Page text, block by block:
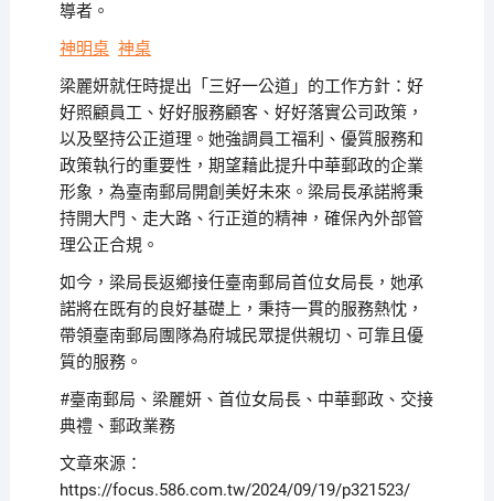
導者。
神明桌 神桌
梁麗妍就任時提出「三好一公道」的工作方針：好
好照顧員工、好好服務顧客、好好落實公司政策，
以及堅持公正道理。她強調員工福利、優質服務和
政策執行的重要性，期望藉此提升中華郵政的企業
形象，為臺南郵局開創美好未來。梁局長承諾將秉
持開大門、走大路、行正道的精神，確保內外部管
理公正合規。
如今，梁局長返鄉接任臺南郵局首位女局長，她承
諾將在既有的良好基礎上，秉持一貫的服務熱忱，
帶領臺南郵局團隊為府城民眾提供親切、可靠且優
質的服務。
#臺南郵局、梁麗妍、首位女局長、中華郵政、交接
典禮、郵政業務
文章來源：
https://focus.586.com.tw/2024/09/19/p321523/